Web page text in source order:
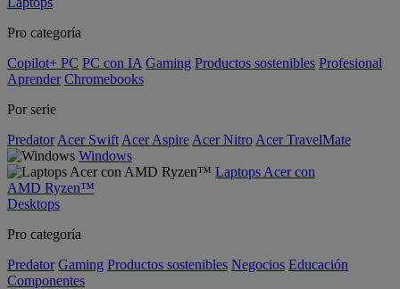
Pro categoría
Copilot+ PC PC con IA Gaming Productos sostenibles Profesional
Aprender Chromebooks
Por serie
Predator Acer Swift Acer Aspire Acer Nitro Acer TravelMate
Windows
Laptops Acer con
AMD Ryzen™
Desktops
Pro categoría
Predator Gaming Productos sostenibles Negocios Educación
Componentes